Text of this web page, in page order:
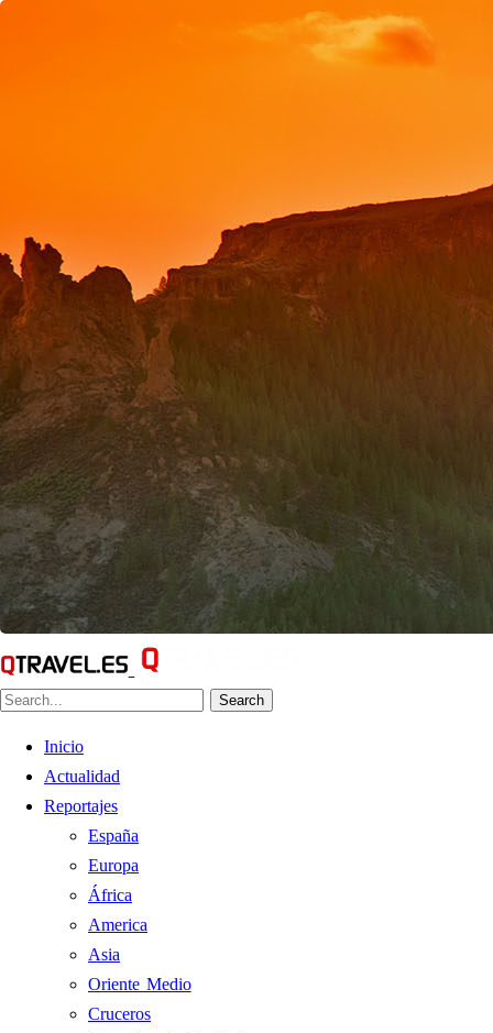
Search
Inicio
Actualidad
Reportajes
España
Europa
África
America
Asia
Oriente Medio
Cruceros